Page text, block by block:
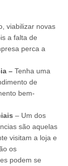
viabilizar novas
a falta de
perca a
– Tenha uma
de
bem-
– Um dos
são aquelas
visitam a loja e
os
podem se